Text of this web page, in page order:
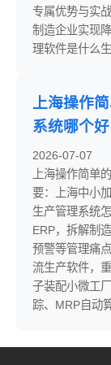
专属优势与实
制造企业实现
理软件是什么
上海操作
系统哪个好
2026-07-07
上海操作简单
要：上海中小
生产管理系统
ERP，拆解制
预警等管理痛
流生产软件，
子装配小微工
踪、MRP自动